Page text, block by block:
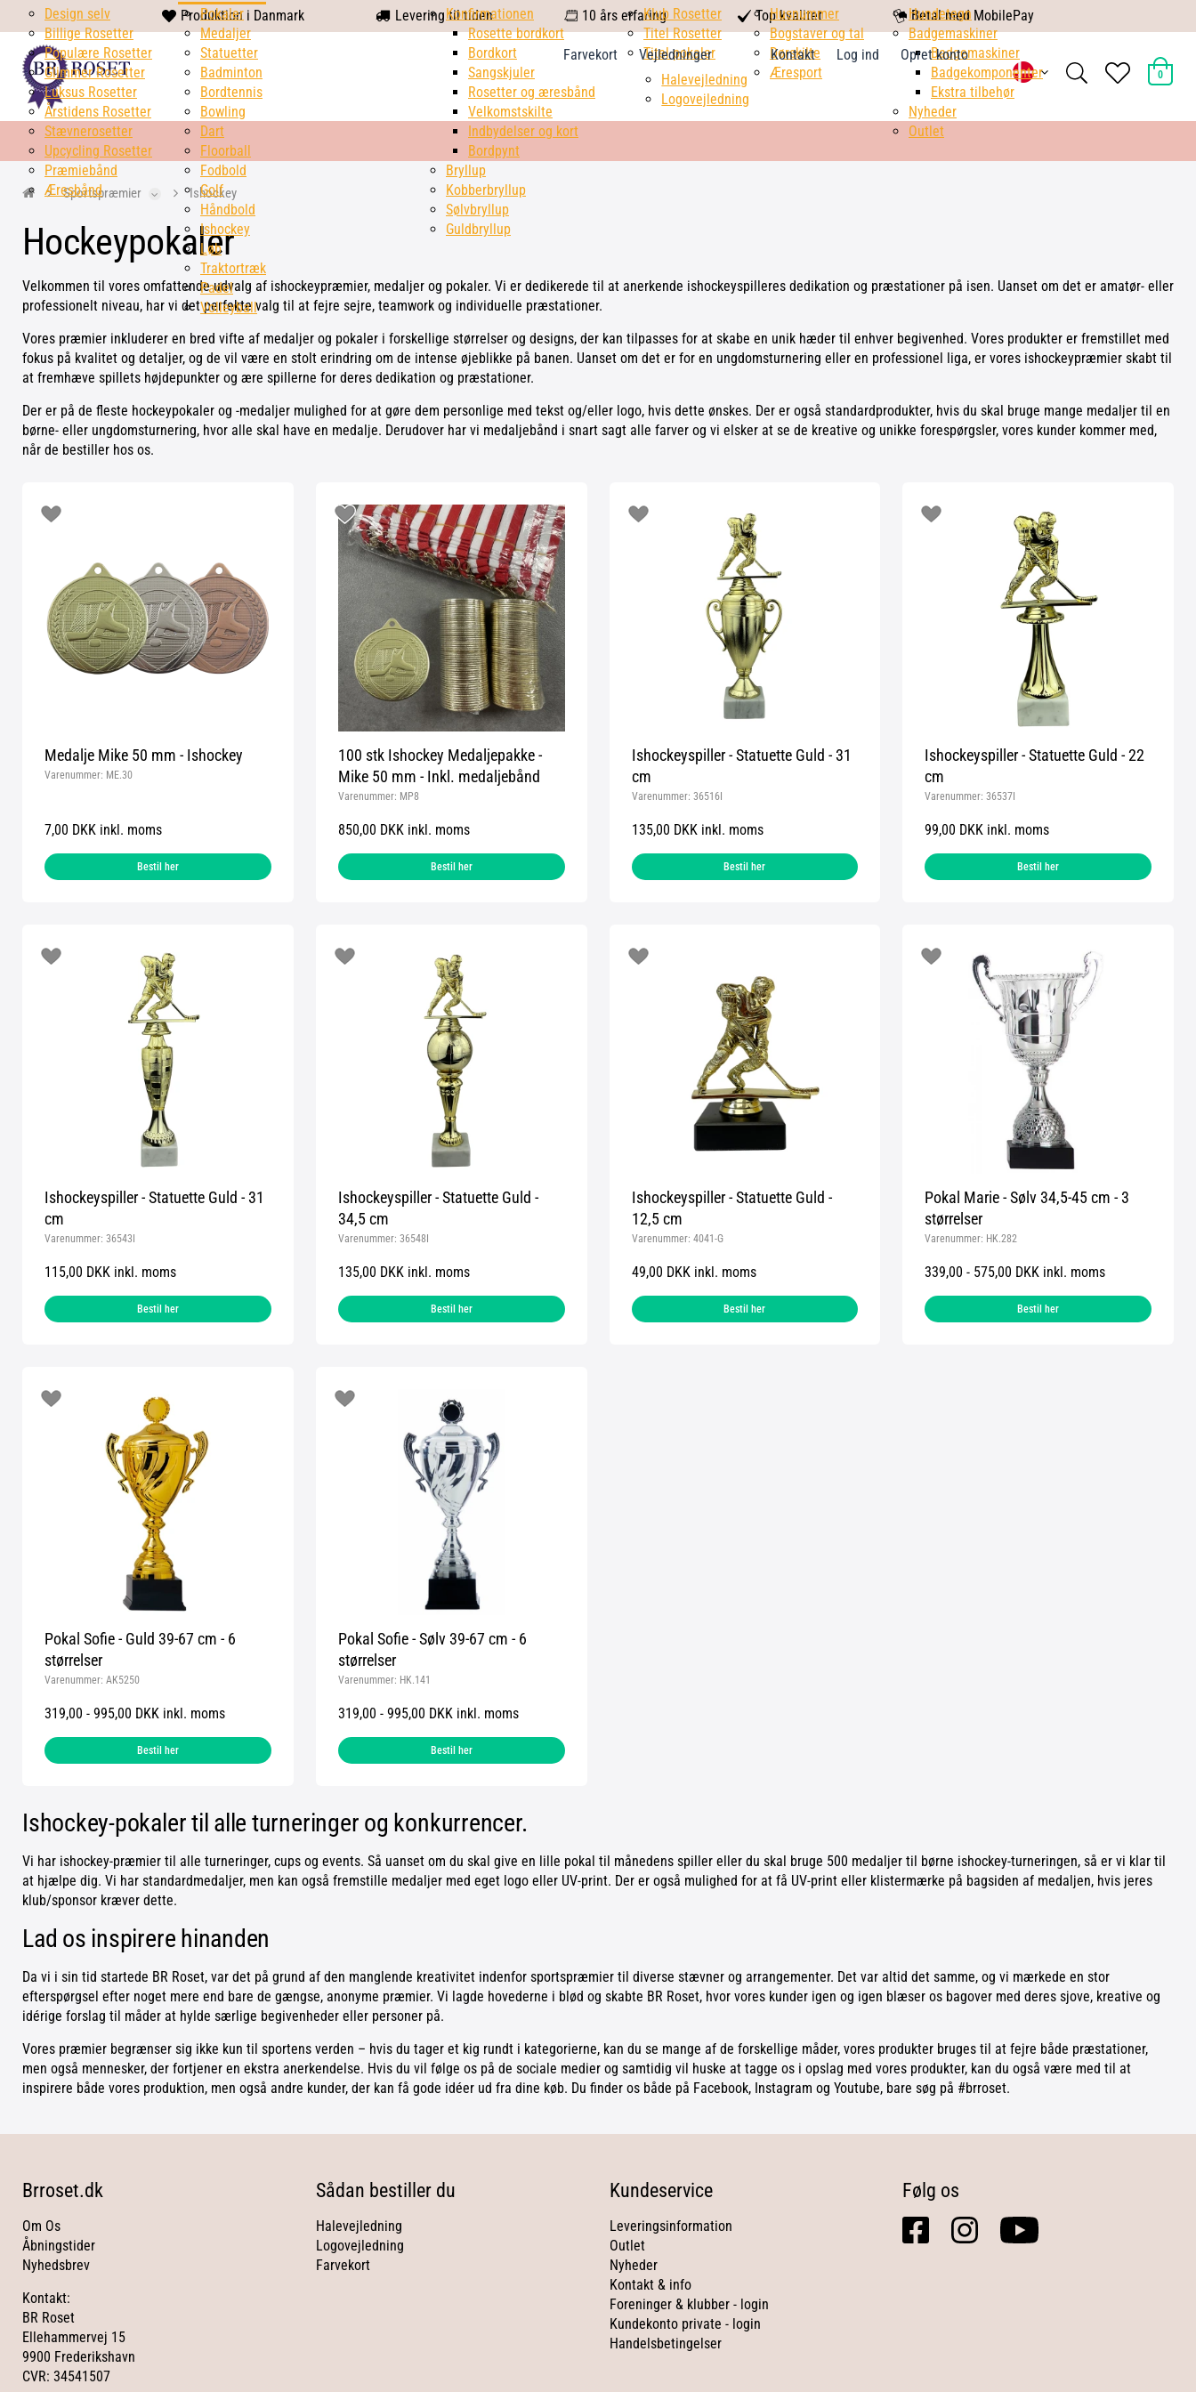
heart
solid
Produktion i Danmark Levering til tiden calendar
10 års erfaring
check
mark
Top kvalitet
mobile
pay
Betal med MobilePay
Farvekort
Vejledninger
Halevejledning
Logovejledning
Kontakt Log ind
Opret konto
search heart
light
0
Design selv
Billige Rosetter
Populære Rosetter
Glimmer Rosetter
Luksus Rosetter
Årstidens Rosetter
Stævnerosetter
Upcycling Rosetter
Præmiebånd
Æresbånd
Pokaler
Medaljer
Statuetter
Badminton
Bordtennis
Bowling
Dart
Floorball
Fodbold
Golf
Håndbold
Ishockey
Løb
Traktortræk
Padel
Volleyball
Konfirmationen
Rosette bordkort
Bordkort
Sangskjuler
Rosetter og æresbånd
Velkomstskilte
Indbydelser og kort
Bordpynt
Bryllup
Kobberbryllup
Sølvbryllup
Guldbryllup
Klub Rosetter
Titel Rosetter
Titel pokaler
Husnummer
Bogstaver og tal
Dørskilte
Æresport
Hundetegn
Badgemaskiner
Badgemaskiner
Badgekomponenter
Ekstra tilbehør
Nyheder
Outlet
Sportspræmier Ishockey
Hockeypokaler
Velkommen til vores omfattende udvalg af ishockeypræmier, medaljer og pokaler. Vi er dedikerede til at anerkende ishockeyspilleres dedikation og præstationer på isen. Uanset om det er amatør- eller
professionelt niveau, har vi det perfekte valg til at fejre sejre, teamwork og individuelle præstationer.
Vores præmier inkluderer en bred vifte af medaljer og pokaler i forskellige størrelser og designs, der kan tilpasses for at skabe en unik hæder til enhver begivenhed. Vores produkter er fremstillet med
fokus på kvalitet og detaljer, og de vil være en stolt erindring om de intense øjeblikke på banen. Uanset om det er for en ungdomsturnering eller en professionel liga, er vores ishockeypræmier skabt til
at fremhæve spillets højdepunkter og ære spillerne for deres dedikation og præstationer.
Der er på de fleste hockeypokaler og -medaljer mulighed for at gøre dem personlige med tekst og/eller logo, hvis dette ønskes. Der er også standardprodukter, hvis du skal bruge mange medaljer til en
børne- eller ungdomsturnering, hvor alle skal have en medalje. Derudover har vi medaljebånd i snart sagt alle farver og vi elsker at se de kreative og unikke forespørgsler, vores kunder kommer med,
når de bestiller hos os.
Medalje Mike 50 mm - Ishockey
Varenummer: ME.30
7,00 DKK inkl. moms
Bestil her
100 stk Ishockey Medaljepakke -
Mike 50 mm - Inkl. medaljebånd
Varenummer: MP8
850,00 DKK inkl. moms
Bestil her
Ishockeyspiller - Statuette Guld - 31
cm
Varenummer: 36516I
135,00 DKK inkl. moms
Bestil her
Ishockeyspiller - Statuette Guld - 22
cm
Varenummer:36537I
99,00 DKK inkl. moms
Bestil her
Ishockeyspiller - Statuette Guld - 31
cm
Varenummer: 36543I
115,00 DKK inkl. moms
Bestil her
Ishockeyspiller - Statuette Guld -
34,5 cm
Varenummer: 36548I
135,00 DKK inkl. moms
Bestil her
Ishockeyspiller - Statuette Guld -
12,5 cm
Varenummer: 4041-G
49,00 DKK inkl. moms
Bestil her
Pokal Marie - Sølv 34,5-45 cm - 3
størrelser
Varenummer: HK.282
339,00 - 575,00 DKK inkl. moms
Bestil her
Pokal Sofie - Guld 39-67 cm - 6
størrelser
Varenummer: AK5250
319,00 - 995,00 DKK inkl. moms
Bestil her
Pokal Sofie - Sølv 39-67 cm - 6
størrelser
Varenummer: HK.141
319,00 - 995,00 DKK inkl. moms
Bestil her
Ishockey-pokaler til alle turneringer og konkurrencer.
Vi har ishockey-præmier til alle turneringer, cups og events. Så uanset om du skal give en lille pokal til månedens spiller eller du skal bruge 500 medaljer til børne ishockey-turneringen, så er vi klar til
at hjælpe dig. Vi har standardmedaljer, men kan også fremstille medaljer med eget logo eller UV-print. Der er også mulighed for at få UV-print eller klistermærke på bagsiden af medaljen, hvis jeres
klub/sponsor kræver dette.
Lad os inspirere hinanden
Da vi i sin tid startede BR Roset, var det på grund af den manglende kreativitet indenfor sportspræmier til diverse stævner og arrangementer. Det var altid det samme, og vi mærkede en stor
efterspørgsel efter noget mere end bare de gængse, anonyme præmier. Vi lagde hovederne i blød og skabte BR Roset, hvor vores kunder igen og igen blæser os bagover med deres sjove, kreative og
idérige forslag til måder at hylde særlige begivenheder eller personer på.
Vores præmier begrænser sig ikke kun til sportens verden – hvis du tager et kig rundt i kategorierne, kan du se mange af de forskellige måder, vores produkter bruges til at fejre både præstationer,
men også mennesker, der fortjener en ekstra anerkendelse. Hvis du vil følge os på de sociale medier og samtidig vil huske at tagge os i opslag med vores produkter, kan du også være med til at
inspirere både vores produktion, men også andre kunder, der kan få gode idéer ud fra dine køb. Du finder os både på Facebook, Instagram og Youtube, bare søg på #brroset.
Brroset.dk
Om Os
Åbningstider
Nyhedsbrev
Kontakt:
BR Roset
Ellehammervej 15
9900 Frederikshavn
CVR: 34541507
Sådan bestiller du
Halevejledning
Logovejledning
Farvekort
Kundeservice
Leveringsinformation
Outlet
Nyheder
Kontakt & info
Foreninger & klubber - login
Kundekonto private - login
Handelsbetingelser
Følg os
facebook
square
instagram youtube